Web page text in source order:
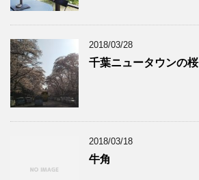
2018/03/28
千葉ニュータウンの桜
2018/03/18
牛角